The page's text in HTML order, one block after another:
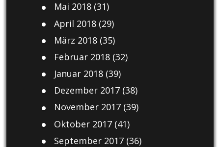
Mai 2018(31)
April 2018(29)
März 2018(35)
Februar 2018(32)
Januar 2018(39)
Dezember 2017(38)
November 2017(39)
Oktober 2017(41)
September 2017(36)